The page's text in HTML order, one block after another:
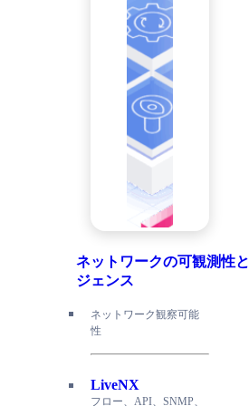
ネットワークの可観測性
ジェンス
ネットワーク観察可能
性
LiveNX
フロー、API、SNMP、